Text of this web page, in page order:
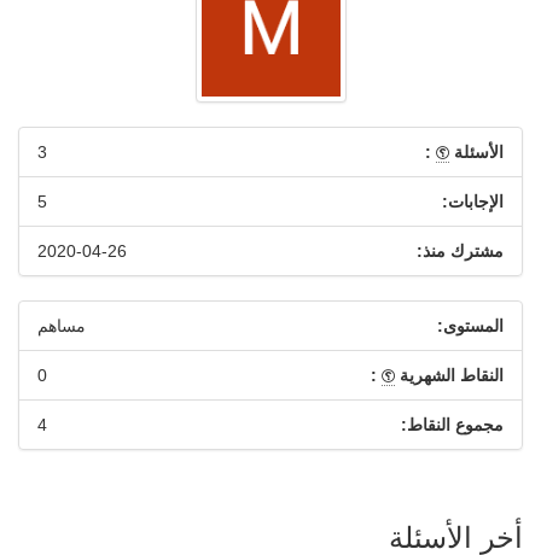
الأسئلة :
3
الإجابات: 5
مشترك منذ: 2020-04-26
المستوى: مساهم
النقاط الشهرية :
0
مجموع النقاط: 4
أخر الأسئلة